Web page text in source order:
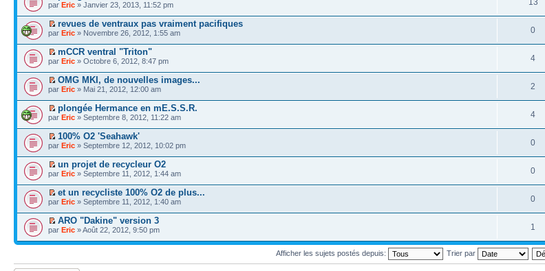
par Eric » Janvier 23, 2013, 11:52 pm 13
revues de ventraux pas vraiment pacifiques
par Eric » Novembre 26, 2012, 1:55 am 0
mCCR ventral "Triton"
par Eric » Octobre 6, 2012, 8:47 pm 4
OMG MKI, de nouvelles images...
par Eric » Mai 21, 2012, 12:00 am 2
plongée Hermance en mE.S.S.R.
par Eric » Septembre 8, 2012, 11:22 am 4
100% O2 'Seahawk'
par Eric » Septembre 12, 2012, 10:02 pm 0
un projet de recycleur O2
par Eric » Septembre 11, 2012, 1:44 am 0
et un recycliste 100% O2 de plus...
par Eric » Septembre 11, 2012, 1:40 am 0
ARO "Dakine" version 3
par Eric » Août 22, 2012, 9:50 pm 1
Afficher les sujets postés depuis: Trier par